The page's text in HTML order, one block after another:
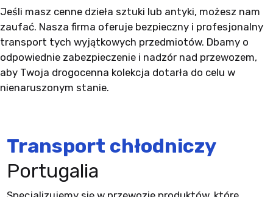
Jeśli masz cenne dzieła sztuki lub antyki, możesz nam
zaufać. Nasza firma oferuje bezpieczny i profesjonalny
transport tych wyjątkowych przedmiotów. Dbamy o
odpowiednie zabezpieczenie i nadzór nad przewozem,
aby Twoja drogocenna kolekcja dotarła do celu w
nienaruszonym stanie.
Transport chłodniczy
Portugalia